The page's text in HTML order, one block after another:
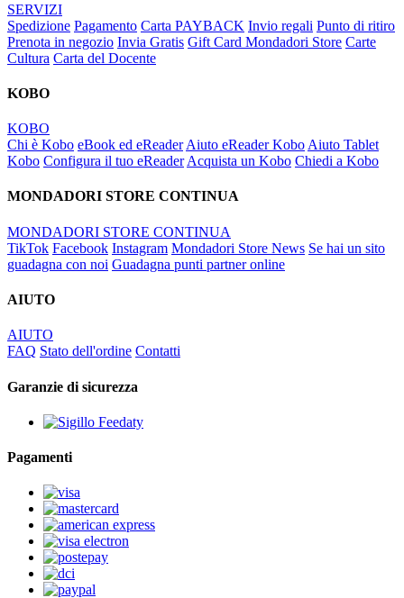
SERVIZI
Spedizione Pagamento Carta PAYBACK Invio regali Punto di ritiro
Prenota in negozio Invia Gratis Gift Card Mondadori Store Carte
Cultura Carta del Docente
KOBO
KOBO
Chi è Kobo eBook ed eReader Aiuto eReader Kobo Aiuto Tablet
Kobo Configura il tuo eReader Acquista un Kobo Chiedi a Kobo
MONDADORI STORE CONTINUA
MONDADORI STORE CONTINUA
TikTok Facebook Instagram Mondadori Store News Se hai un sito
guadagna con noi Guadagna punti partner online
AIUTO
AIUTO
FAQ Stato dell'ordine Contatti
Garanzie di sicurezza
Pagamenti